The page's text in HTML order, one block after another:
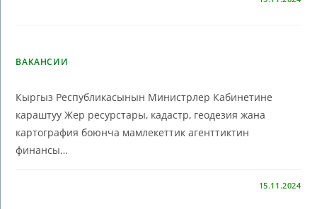
ВАКАНСИИ
Кыргыз Республикасынын Министрлер Кабинетине
караштуу Жер ресурстары, кадастр, геодезия жана
картография боюнча мамлекеттик агенттиктин
финансы…
15.11.2024